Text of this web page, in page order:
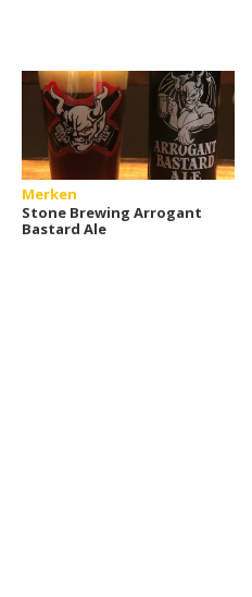
Merken
Stone Brewing Arrogant
Bastard Ale